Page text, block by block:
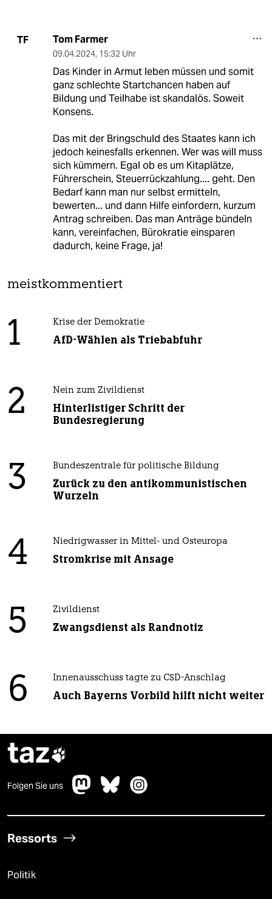
TF Tom Farmer
09.04.2024, 15:32 Uhr
Das Kinder in Armut leben müssen und somit
ganz schlechte Startchancen haben auf
Bildung und Teilhabe ist skandalös. Soweit
Konsens.
Das mit der Bringschuld des Staates kann ich
jedoch keinesfalls erkennen. Wer was will muss
sich kümmern. Egal ob es um Kitaplätze,
Führerschein, Steuerrückzahlung.... geht. Den
Bedarf kann man nur selbst ermitteln,
bewerten... und dann Hilfe einfordern, kurzum
Antrag schreiben. Das man Anträge bündeln
kann, vereinfachen, Bürokratie einsparen
dadurch, keine Frage, ja!
meistkommentiert
1 Krise der Demokratie
AfD-Wählen als Triebabfuhr
2 Nein zum Zivildienst
Hinterlistiger Schritt der
Bundesregierung
3 Bundeszentrale für politische Bildung
Zurück zu den antikommunistischen
Wurzeln
4 Niedrigwasser in Mittel- und Osteuropa
Stromkrise mit Ansage
5 Zivildienst
Zwangsdienst als Randnotiz
6 Innenausschuss tagte zu CSD-Anschlag
Auch Bayerns Vorbild hilft nicht weiter
taz
Folgen Sie uns
Ressorts
Politik